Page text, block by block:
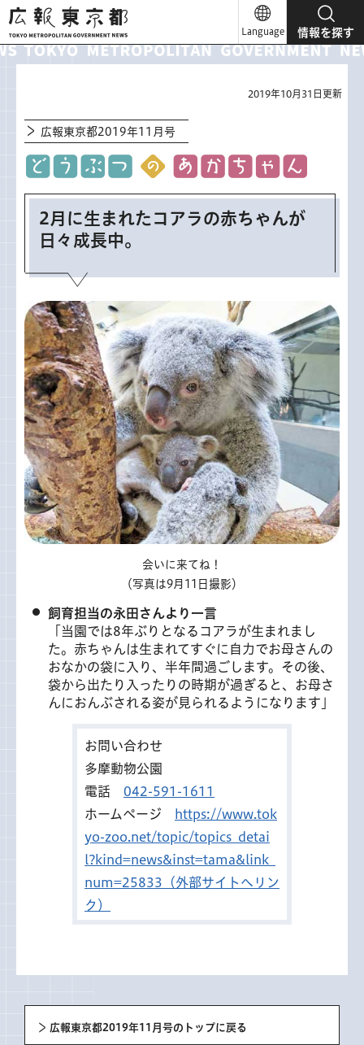
広報東京都
Language 情報を探す
2019年10月31日更新
広報東京都2019年11月号
2月に生まれたコアラの赤ちゃんが
日々成長中。
会いに来てね！
（写真は9月11日撮影）
飼育担当の永田さんより一言
「当園では8年ぶりとなるコアラが生まれまし
た。赤ちゃんは生まれてすぐに自力でお母さんの
おなかの袋に入り、半年間過ごします。その後、
袋から出たり入ったりの時期が過ぎると、お母さ
んにおんぶされる姿が見られるようになります」
お問い合わせ
多摩動物公園
電話 042-591-1611
ホームページ
https://www.tok
yo-zoo.net/topic/topics_detai
l?kind=news&inst=tama&link_
num=25833（外部サイトへリン
ク）
広報東京都2019年11月号のトップに戻る